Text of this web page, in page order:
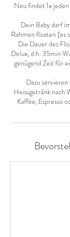
Neu findet 1x
Dein Baby darf
Rahmen floaten (es
Die Dauer des
Delux, d.h. 35min
genügend Zeit für
Dazu
Heissgetränk nach
Kaffee, Espresso